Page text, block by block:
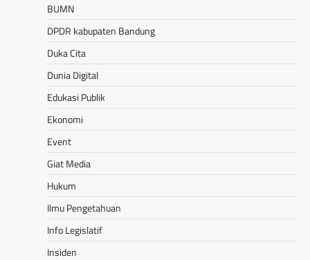
BUMN
DPDR kabupaten Bandung
Duka Cita
Dunia Digital
Edukasi Publik
Ekonomi
Event
Giat Media
Hukum
Ilmu Pengetahuan
Info Legislatif
Insiden